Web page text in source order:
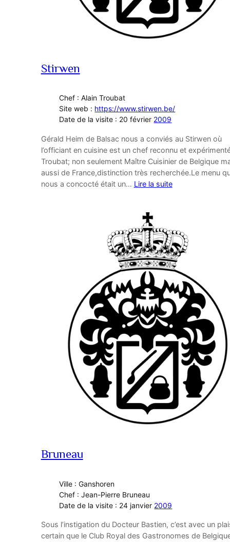
Stirwen
Chef : Alain Troubat
Site web : https://www.stirwen.be/
Date de la visite : 20 février 2009
Gérald Heim de Balsac nous a conviés au Stirwen où
l’officiant en cuisine est un chef reconnu et
Troubat; non seulement Maître Cuisinier de Belgique
aussi de France,distinction très recherchée.Le menu
nous a concocté était un… Lire la suite
Bruneau
Ville : Ganshoren
Chef : Jean-Pierre Bruneau
Date de la visite : 24 janvier 2009
Sous l’instigation du Docteur Bastien, c’est avec un
certain que le Club Royal des Gastronomes de